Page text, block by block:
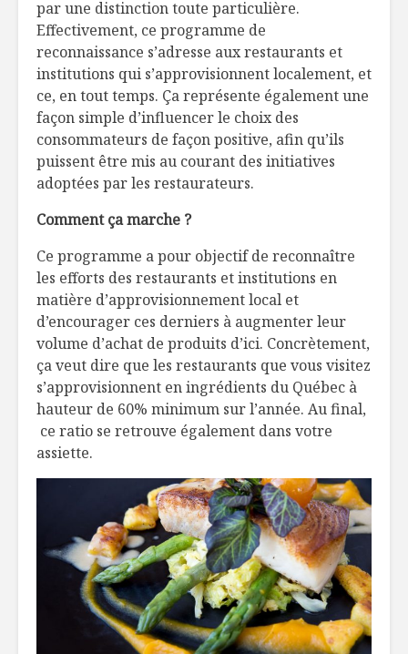
par une distinction toute particulière.
Effectivement, ce programme de
reconnaissance s’adresse aux restaurants et
institutions qui s’approvisionnent localement, et
ce, en tout temps. Ça représente également une
façon simple d’influencer le choix des
consommateurs de façon positive, afin qu’ils
puissent être mis au courant des initiatives
adoptées par les restaurateurs.
Comment ça marche ?
Ce programme a pour objectif de reconnaître
les efforts des restaurants et institutions en
matière d’approvisionnement local et
d’encourager ces derniers à augmenter leur
volume d’achat de produits d’ici. Concrètement,
ça veut dire que les restaurants que vous visitez
s’approvisionnent en ingrédients du Québec à
hauteur de 60% minimum sur l’année. Au final,
ce ratio se retrouve également dans votre
assiette.
faciles
Excursion vinicole
à l’ombre de Napa
Du bonheur sous
les étoiles
poulet